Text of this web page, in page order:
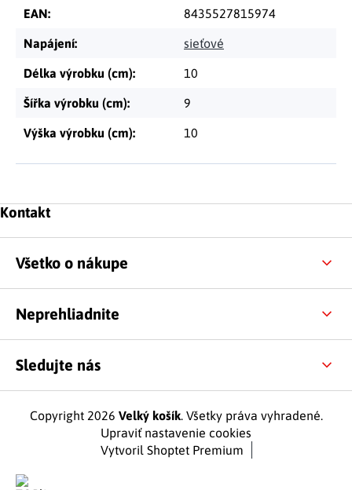
EAN: 8435527815974
Napájení: sieťové
Délka výrobku (cm): 10
Šířka výrobku (cm): 9
Výška výrobku (cm): 10
Zápätie
Kontakt
Všetko o nákupe
Neprehliadnite
Sledujte nás
Vytvoril Shoptet Premium
Copyright 2026 Velký košík. Všetky práva vyhradené.
Upraviť nastavenie cookies